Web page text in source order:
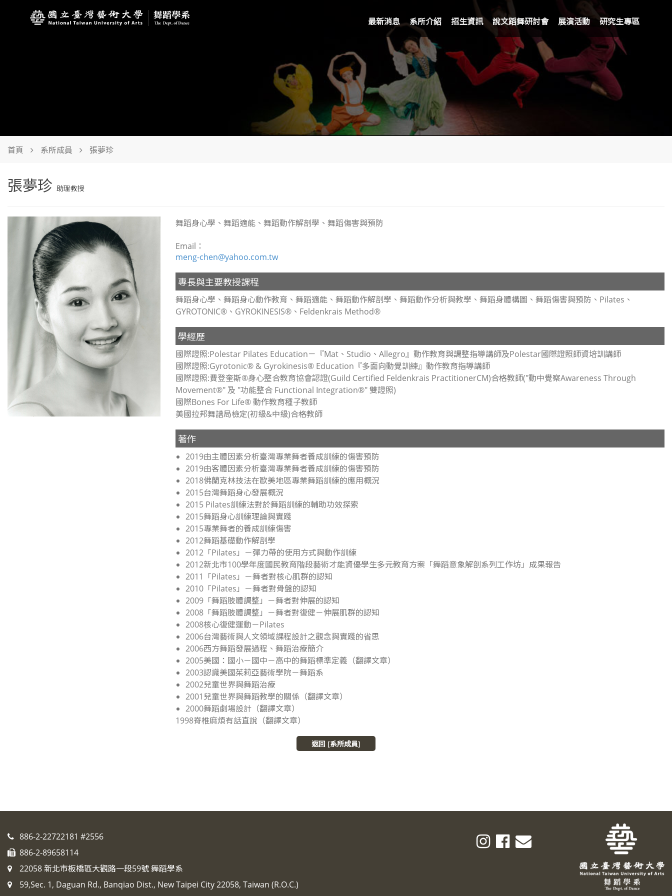
最新消息 系所介紹 招生資訊 說文蹈舞研討會 展演活動 研究生專區
首頁 系所成員 張夢珍
張夢珍 助理教授
舞蹈身心學、舞蹈適能、舞蹈動作解剖學、舞蹈傷害與預防
Email：
meng-chen@yahoo.com.tw
專長與主要教授課程
舞蹈身心學、舞蹈身心動作教育、舞蹈適能、舞蹈動作解剖學、舞蹈動作分析與教學、舞蹈身體構圖、舞蹈傷害與預防、Pilates、
GYROTONIC®、GYROKINESIS®、Feldenkrais Method®
學經歷
國際證照:Polestar Pilates Education－『Mat、Studio、Allegro』動作教育與調整指導講師及Polestar國際證照師資培訓講師
國際證照:Gyrotonic® & Gyrokinesis® Education『多面向動覺訓練』動作教育指導講師
國際證照:費登奎斯®身心整合教育協會認證(Guild Certified Feldenkrais PractitionerCM)合格教師("動中覺察Awareness Through
Movement®" 及 "功能整合 Functional Integration®" 雙證照)
國際Bones For Life® 動作教育種子教師
美國拉邦舞譜局檢定(初級&中級)合格教師
著作
2019由主體因素分析臺灣專業舞者養成訓練的傷害預防
2019由客體因素分析臺灣專業舞者養成訓練的傷害預防
2018佛蘭克林技法在歐美地區專業舞蹈訓練的應用概況
2015台灣舞蹈身心發展概況
2015 Pilates訓練法對於舞蹈訓練的輔助功效探索
2015舞蹈身心訓練理論與實踐
2015專業舞者的養成訓練傷害
2012舞蹈基礎動作解剖學
2012「Pilates」－彈力帶的使用方式與動作訓練
2012新北市100學年度國民教育階段藝術才能資優學生多元教育方案「舞蹈意象解剖系列工作坊」成果報告
2011「Pilates」－舞者對核心肌群的認知
2010「Pilates」－舞者對骨盤的認知
2009「舞蹈肢體調整」－舞者對伸展的認知
2008「舞蹈肢體調整」－舞者對復健－伸展肌群的認知
2008核心復健運動－Pilates
2006台灣藝術與人文領域課程設計之觀念與實踐的省思
2006西方舞蹈發展過程、舞蹈治療簡介
2005美國：國小－國中－高中的舞蹈標準定義（翻譯文章）
2003認識美國茱莉亞藝術學院－舞蹈系
2002兒童世界與舞蹈治療
2001兒童世界與舞蹈教學的關係（翻譯文章）
2000舞蹈劇場設計（翻譯文章）
1998脊椎麻煩有話直說（翻譯文章）
返回 [系所成員]
886-2-22722181 #2556
886-2-89658114
22058 新北市板橋區大觀路一段59號 舞蹈學系
59,Sec. 1, Daguan Rd., Banqiao Dist., New Taipei City 22058, Taiwan (R.O.C.)